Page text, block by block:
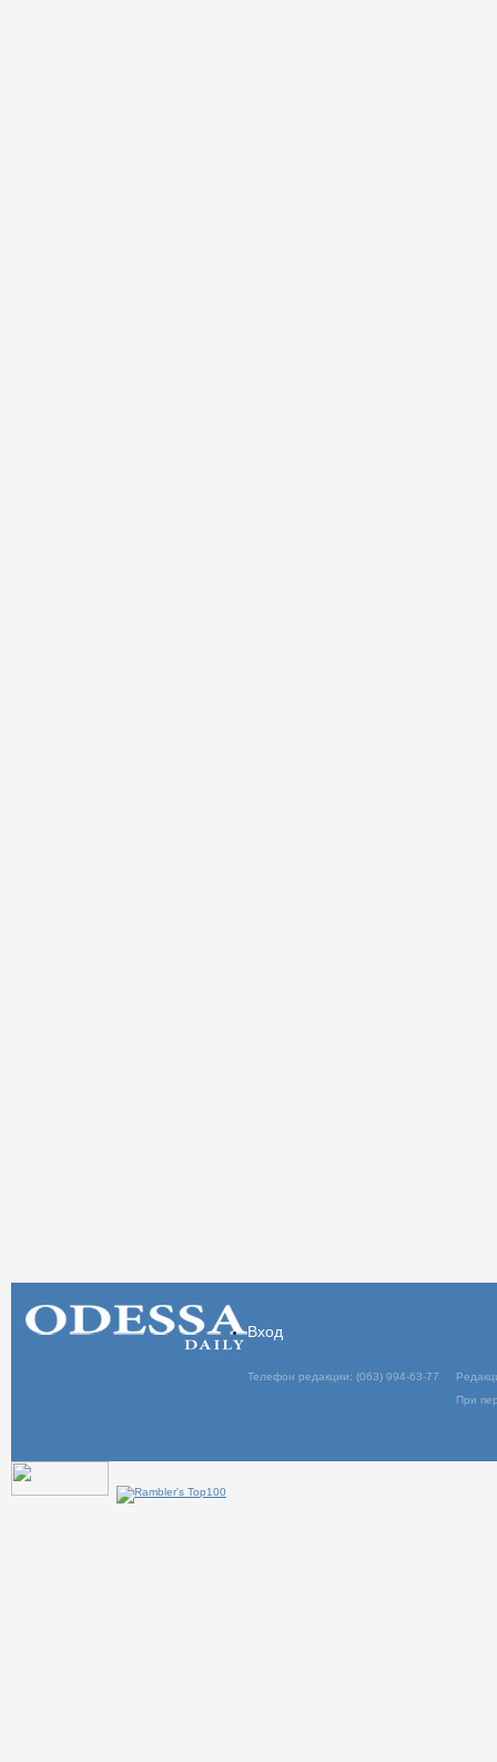
Вход
Телефон редакции: (063) 994-63-77
При